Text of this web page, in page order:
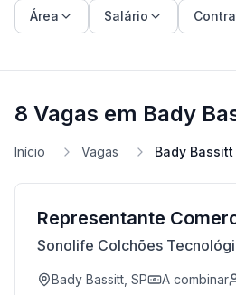
Área Salário
8 Vagas em Bady
Início Vagas Bady Bassitt
Representante
Sonolife Colchões
Bady Bassitt, SP A combinar